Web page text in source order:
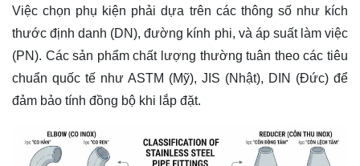
Việc chọn phụ kiện phải dựa trên các thông số như kích
thước định danh (DN), đường kính phi, và áp suất làm việc
(PN). Các sản phẩm chất lượng thường tuân theo các tiêu
chuẩn quốc tế như ASTM (Mỹ), JIS (Nhật), DIN (Đức) để
đảm bảo tính đồng bộ khi lắp đặt.